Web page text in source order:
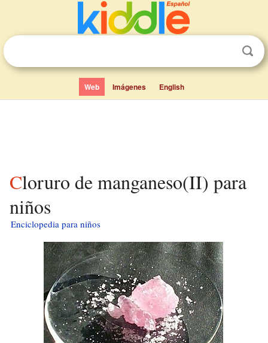
Web Imágenes English
Cloruro de manganeso(II) para
niños
Enciclopedia para niños